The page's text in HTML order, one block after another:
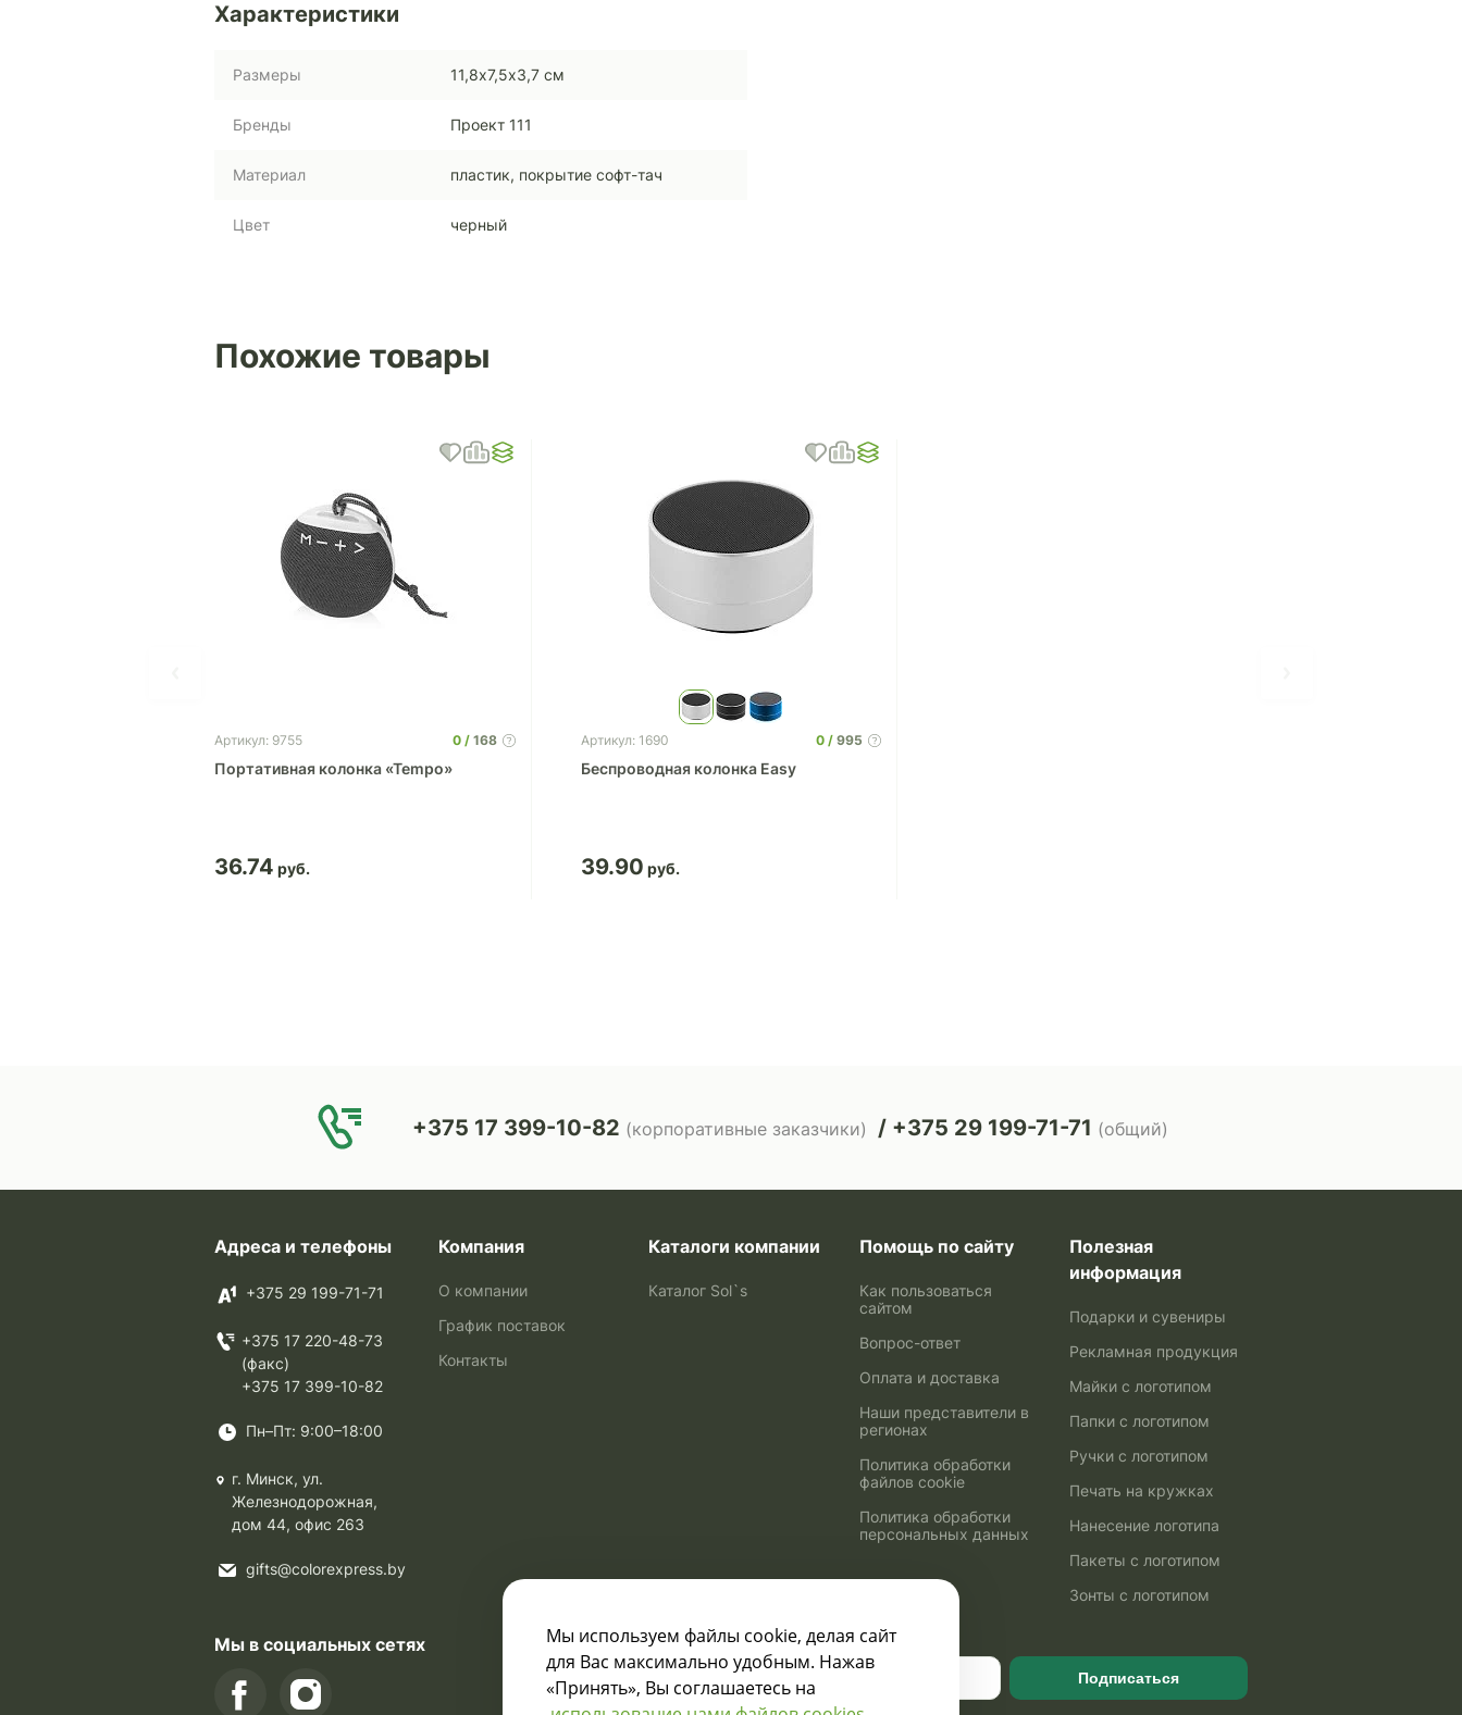
Характеристики
Размеры 11,8х7,5х3,7 см
Бренды Проект 111
Материал пластик, покрытие софт-тач
Цвет черный
Похожие товары
Артикул: 9755 0 168
Портативная колонка «Tempo»
36.74
Артикул: 1690 0 995
Беспроводная колонка Easy
39.90
+375 17 399-10-82 (корпоративные заказчики) +375 29 199-71-71 (общий)
Адреса и телефоны
+375 29 199-71-71
+375 17 220-48-73
(факс)
+375 17 399-10-82
Пн–Пт: 9:00–18:00
г. Минск, ул.
Железнодорожная,
дом 44, офис 263
gifts@colorexpress.by
Компания
О компании
График поставок
Контакты
Каталоги компании
Каталог Sol`s
Помощь по сайту
Как пользоваться
сайтом
Вопрос-ответ
Оплата и доставка
Наши представители в
регионах
Политика обработки
файлов cookie
Политика обработки
персональных данных
Полезная
информация
Подарки и сувениры
Рекламная продукция
Майки с логотипом
Папки с логотипом
Ручки с логотипом
Печать на кружках
Нанесение логотипа
Пакеты с логотипом
Зонты с логотипом
Узнавайте о скидках
и акциях:
Подписаться
Мы в социальных сетях
Мы используем файлы cookie, делая сайт
для Вас максимально удобным. Нажав
«Принять», Вы соглашаетесь на